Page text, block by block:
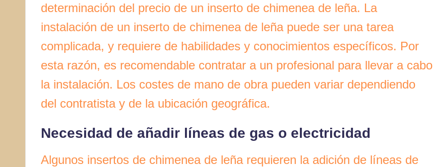
determinación del precio de un inserto de chimenea de leña. La
instalación de un inserto de chimenea de leña puede ser una tarea
complicada, y requiere de habilidades y conocimientos específicos. Por
esta razón, es recomendable contratar a un profesional para llevar a cabo
la instalación. Los costes de mano de obra pueden variar dependiendo
del contratista y de la ubicación geográfica.
Necesidad de añadir líneas de gas o electricidad
Algunos insertos de chimenea de leña requieren la adición de líneas de